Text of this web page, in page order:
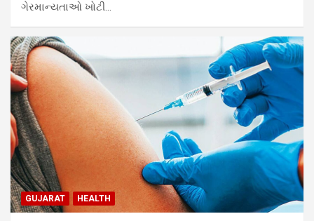
ગેરમાન્યતાઓ ખોટી…
GUJARAT HEALTH